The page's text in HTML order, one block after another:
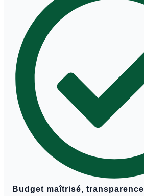
Budget maîtrisé, transparence